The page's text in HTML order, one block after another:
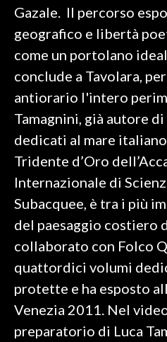
#CARAUNIONE
3 MINUTI CON
INSULARITÀ
Gazale. Il percorso
geografico e libertà
come un portolano
conclude a Tavolara,
antiorario l'intero
Tamagnini, già autore
dedicati al mare
Tridente d’Oro
Internazionale di
Subacquee, è tra i più
del paesaggio costiero
collaborato con Folco
quattordici volumi
protette e ha esposto
Venezia 2011. Nel
preparatorio di Luca